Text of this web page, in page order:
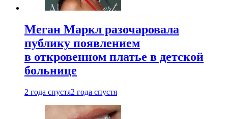
Меган Маркл разочаровала
публику появлением
в откровенном платье в детской
больнице
2 года спустя2 года спустя